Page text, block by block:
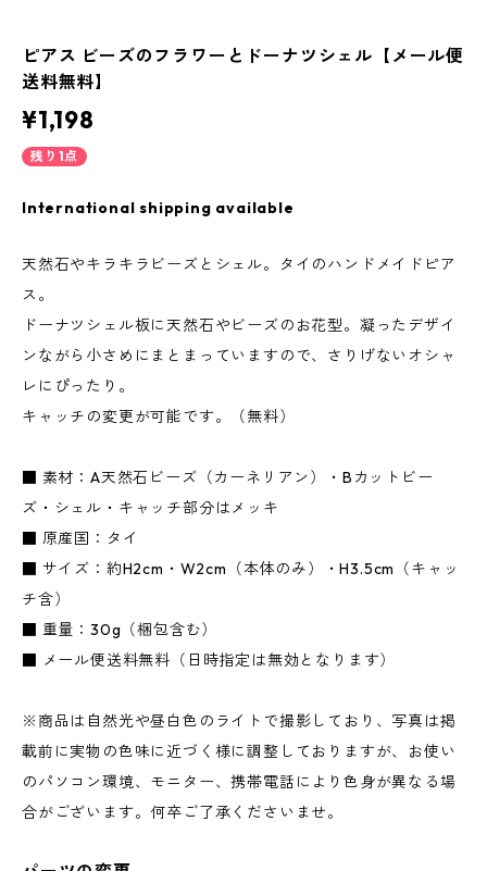
ピアス ビーズのフラワーとドーナツシェル【メール便
送料無料】
¥1,198
残り1点
International shipping available
天然石やキラキラビーズとシェル。タイのハンドメイドピア
ス。
ドーナツシェル板に天然石やビーズのお花型。凝ったデザイ
ンながら小さめにまとまっていますので、さりげないオシャ
レにぴったり。
キャッチの変更が可能です。（無料）
■ 素材：A天然石ビーズ（カーネリアン）・Bカットビー
ズ・シェル・キャッチ部分はメッキ
■ 原産国：タイ
■ サイズ：約H2cm・W2cm（本体のみ）・H3.5cm（キャッ
チ含）
■ 重量：30g（梱包含む）
■ メール便送料無料（日時指定は無効となります）
※商品は自然光や昼白色のライトで撮影しており、写真は掲
載前に実物の色味に近づく様に調整しておりますが、お使い
のパソコン環境、モニター、携帯電話により色身が異なる場
合がございます。何卒ご了承くださいませ。